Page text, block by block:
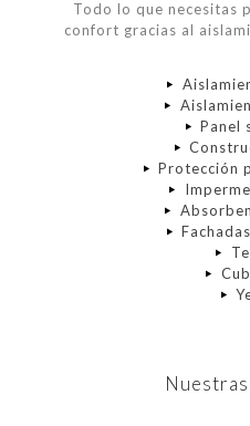
Todo lo que necesitas
confort gracias al
Panel
Protección